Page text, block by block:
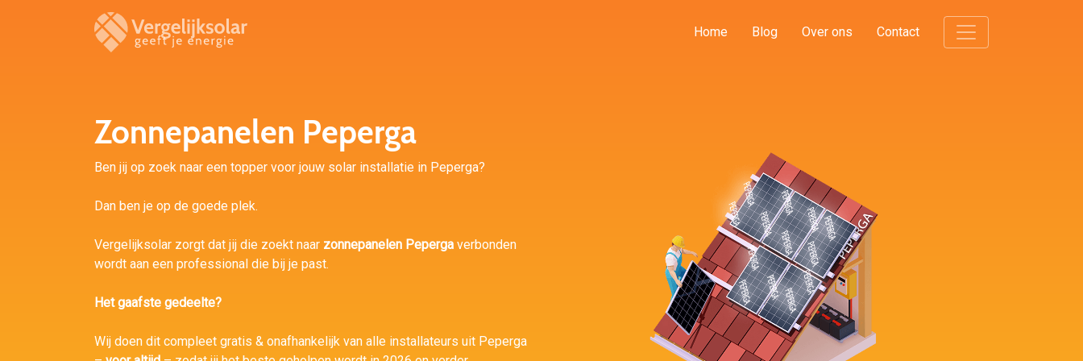
Home Blog Over ons Contact
Zonnepanelen Peperga
Ben jij op zoek naar een topper voor jouw solar installatie in Peperga?
Dan ben je op de goede plek.
Vergelijksolar zorgt dat jij die zoekt naar zonnepanelen Peperga verbonden
wordt aan een professional die bij je past.
Het gaafste gedeelte?
Wij doen dit compleet gratis & onafhankelijk van alle installateurs uit Peperga